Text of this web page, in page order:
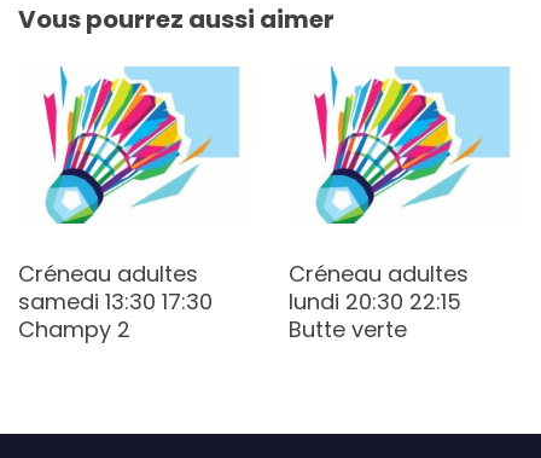
Vous pourrez aussi aimer
Créneau adultes
samedi 13:30 17:30
Champy 2
Créneau adultes
lundi 20:30 22:15
Butte verte